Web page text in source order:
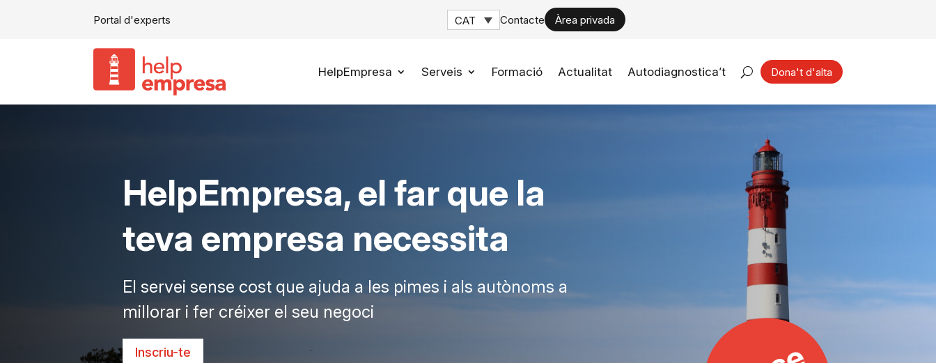
Portal d'experts CAT Contacte Àrea privada
HelpEmpresa Serveis Formació Actualitat Autodiagnostica’t Dona't d'alta
HelpEmpresa, el far que la
teva empresa necessita
El servei sense cost que ajuda a les pimes i als autònoms a
millorar i fer créixer el seu negoci
Inscriu-te